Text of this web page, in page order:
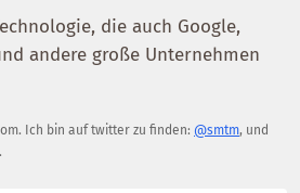
die auch Google,
andere große Unternehmen
. Ich bin auf twitter zu finden: @smtm, und